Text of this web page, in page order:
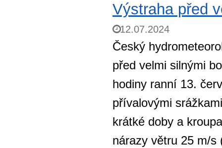
Výstraha před
12.07.2024
Český
před velmi silnými
hodiny ranní 13.
přívalovými
krátké doby a
nárazy větru 25 m/s